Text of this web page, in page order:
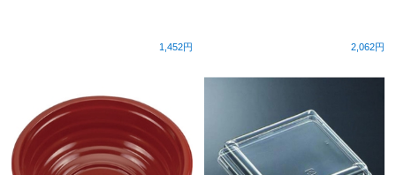
1,452円 2,062円